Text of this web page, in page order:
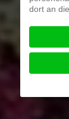
dort an